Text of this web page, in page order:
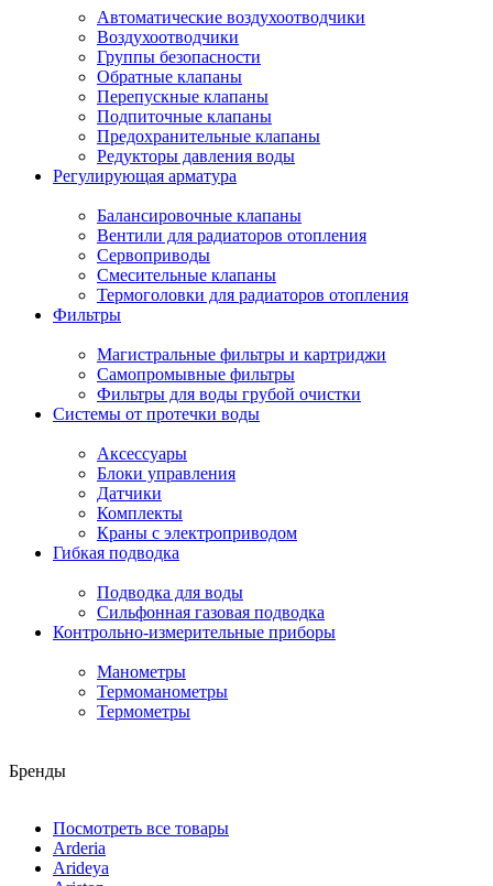
Автоматические воздухоотводчики
Воздухоотводчики
Группы безопасности
Обратные клапаны
Перепускные клапаны
Подпиточные клапаны
Предохранительные клапаны
Редукторы давления воды
Регулирующая арматура
Балансировочные клапаны
Вентили для радиаторов отопления
Сервоприводы
Смесительные клапаны
Термоголовки для радиаторов отопления
Фильтры
Магистральные фильтры и картриджи
Самопромывные фильтры
Фильтры для воды грубой очистки
Системы от протечки воды
Аксессуары
Блоки управления
Датчики
Комплекты
Краны с электроприводом
Гибкая подводка
Подводка для воды
Сильфонная газовая подводка
Контрольно-измерительные приборы
Манометры
Термоманометры
Термометры
Бренды
Посмотреть все товары
Arderia
Arideya